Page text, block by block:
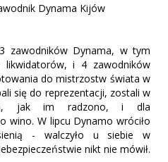
Dynama Kijów
zawodników Dynama, w tym
likwidatorów, i 4 zawodników
do mistrzostw świata w
się do reprezentacji, zostali w
jak im radzono, i dla
wino. W lipcu Dynamo wróciło
- walczyło u siebie w
nikt nie mówił.